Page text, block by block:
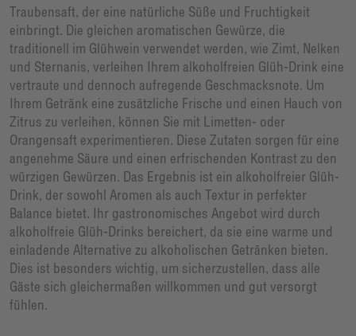
Traubensaft, der eine natürliche Süße und Fruchtigkeit
einbringt. Die gleichen aromatischen Gewürze, die
traditionell im Glühwein verwendet werden, wie Zimt, Nelken
und Sternanis, verleihen Ihrem alkoholfreien Glüh-Drink eine
vertraute und dennoch aufregende Geschmacksnote. Um
Ihrem Getränk eine zusätzliche Frische und einen Hauch von
Zitrus zu verleihen, können Sie mit Limetten- oder
Orangensaft experimentieren. Diese Zutaten sorgen für eine
angenehme Säure und einen erfrischenden Kontrast zu den
würzigen Gewürzen. Das Ergebnis ist ein alkoholfreier Glüh-
Drink, der sowohl Aromen als auch Textur in perfekter
Balance bietet. Ihr gastronomisches Angebot wird durch
alkoholfreie Glüh-Drinks bereichert, da sie eine warme und
einladende Alternative zu alkoholischen Getränken bieten.
Dies ist besonders wichtig, um sicherzustellen, dass alle
Gäste sich gleichermaßen willkommen und gut versorgt
fühlen.